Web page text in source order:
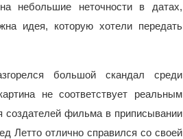
небольшие неточности в датах,
идея, которую хотели передать
большой скандал среди
не соответствует реальным
создателей фильма в приписывании
Летто отлично справился со своей